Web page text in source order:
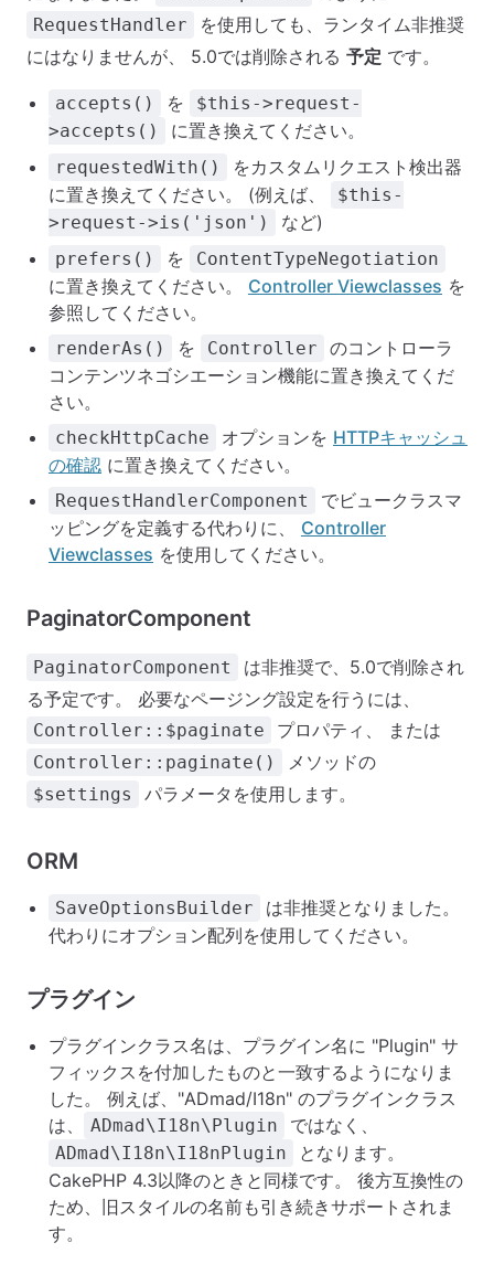
RequestHandler
を使用しても、ランタイム非推奨
にはなりませんが、 5.0では削除される 予定 です。
accepts() を
$this->request-
>accepts()
に置き換えてください。
requestedWith()
をカスタムリクエスト検出器
に置き換えてください。 (例えば、
$this-
>request->is('json')
など)
prefers() を ContentTypeNegotiation
に置き換えてください。 Controller Viewclasses を
参照してください。
renderAs() を Controller
のコントローラ
コンテンツネゴシエーション機能に置き換えてくだ
さい。
checkHttpCache オプションを HTTPキャッシュ
の確認 に置き換えてください。
RequestHandlerComponent
でビュークラスマ
ッピングを定義する代わりに、 Controller
Viewclasses を使用してください。
PaginatorComponent
PaginatorComponent
は非推奨で、5.0で削除され
る予定です。 必要なページング設定を行うには、
Controller::$paginate プロパティ、 または
Controller::paginate() メソッドの
$settings パラメータを使用します。
ORM
SaveOptionsBuilder
は非推奨となりました。
代わりにオプション配列を使用してください。
プラグイン
プラグインクラス名は、プラグイン名に "Plugin" サ
フィックスを付加したものと一致するようになりま
した。 例えば、"ADmad/I18n" のプラグインクラス
は、
ADmad\I18n\Plugin ではなく、
ADmad\I18n\I18nPlugin
となります。
CakePHP 4.3以降のときと同様です。 後方互換性の
ため、旧スタイルの名前も引き続きサポートされま
す。